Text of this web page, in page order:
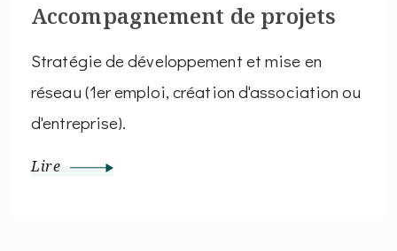
Accompagnement de projets
Stratégie de développement et mise en
réseau (1er emploi, création d'association ou
d'entreprise).
Lire